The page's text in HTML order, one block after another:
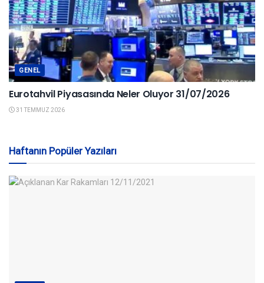
GENEL
Eurotahvil Piyasasında Neler Oluyor 31/07/2026
31 TEMMUZ 2026
Haftanın Popüler Yazıları